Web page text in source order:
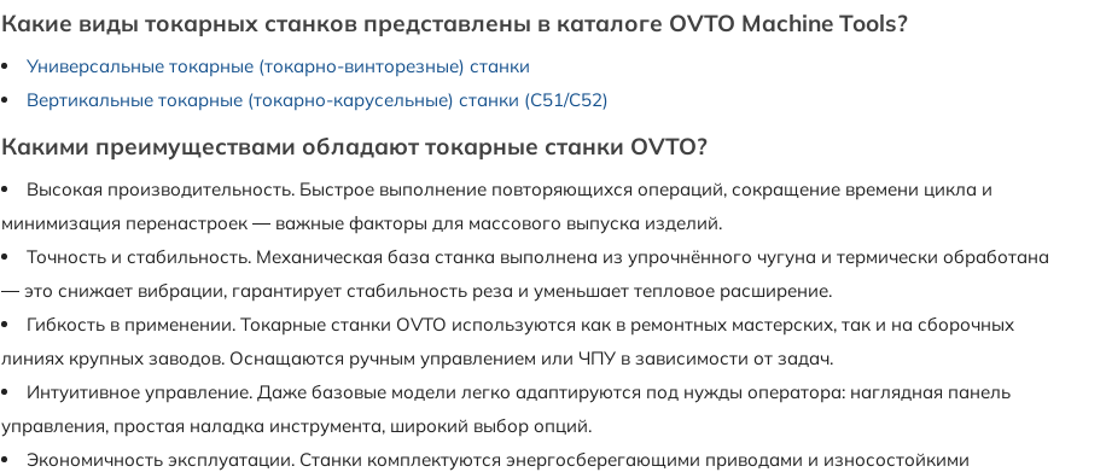
Какие виды токарных станков представлены в каталоге OVTO Machine Tools?
Универсальные токарные (токарно-винторезные) станки
Вертикальные токарные (токарно-карусельные) станки (C51/C52)
Какими преимуществами обладают токарные станки OVTO?
Высокая производительность. Быстрое выполнение повторяющихся операций, сокращение времени цикла и
минимизация перенастроек — важные факторы для массового выпуска изделий.
Точность и стабильность. Механическая база станка выполнена из упрочнённого чугуна и термически обработана
— это снижает вибрации, гарантирует стабильность реза и уменьшает тепловое расширение.
Гибкость в применении. Токарные станки OVTO используются как в ремонтных мастерских, так и на сборочных
линиях крупных заводов. Оснащаются ручным управлением или ЧПУ в зависимости от задач.
Интуитивное управление. Даже базовые модели легко адаптируются под нужды оператора: наглядная панель
управления, простая наладка инструмента, широкий выбор опций.
Экономичность эксплуатации. Станки комплектуются энергосберегающими приводами и износостойкими